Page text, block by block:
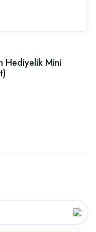
Hediyelik Mini